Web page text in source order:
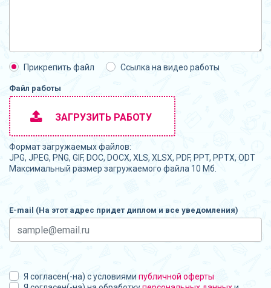
Прикрепить файл Ссылка на видео работы
Файл работы
ЗАГРУЗИТЬ РАБОТУ
Формат загружаемых файлов:
JPG, JPEG, PNG, GIF, DOC, DOCX, XLS, XLSX, PDF, PPT, PPTX, ODT
Максимальный размер загружаемого файла 10 Мб.
E-mail (На этот адрес придет диплом и все уведомления)
Я согласен(-на) с условиями публичной оферты